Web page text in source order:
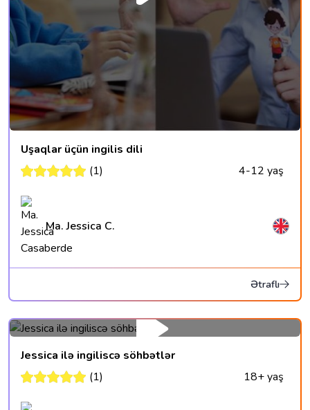
Uşaqlar üçün ingilis dili
(1)
4-12 yaş
Ma. Jessica C.
Ətraflı
Jessica ilə ingiliscə söhbətlər
(1)
18+ yaş